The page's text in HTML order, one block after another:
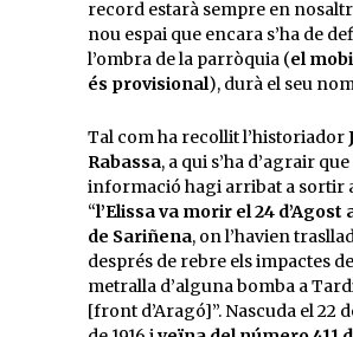
record estarà sempre en
nou espai que encara s’ha de
l’ombra de la parròquia (el
és provisional), durà el seu
Tal com ha recollit l’historiador
Rabassa, a qui s’ha d’agrair
informació hagi arribat a sortir
“l’Elissa va morir el 24 d’Agost
de Sariñena, on l’havien
després de rebre els impactes
metralla d’alguna bomba a
[front d’Aragó]”. Nascuda el 22